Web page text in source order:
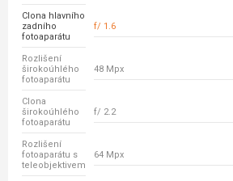
Clona hlavního
zadního
fotoaparátu
f/ 1.6
Rozlišení
širokoúhlého
fotoaparátu
48 Mpx
Clona
širokoúhlého
fotoaparátu
f/ 2.2
Rozlišení
fotoaparátu s
teleobjektivem
64 Mpx